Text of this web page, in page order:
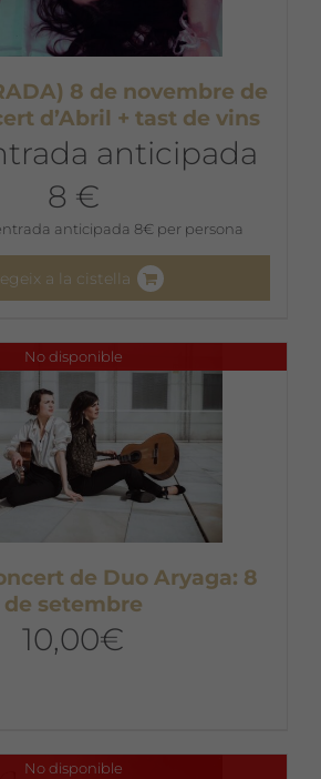
8 de novembre de
d’Abril + tast de vins
anticipada
8 €
anticipada 8€ per persona
a la cistella
No disponible
de Duo Aryaga: 8
de setembre
10,00€
No disponible